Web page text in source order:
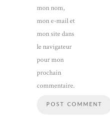
mon nom,
mon e-mail et
mon site dans
le navigateur
pour mon
prochain
commentaire.